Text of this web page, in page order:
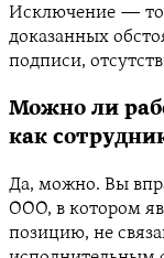
Исключение —
доказанных
подписи,
Можно ли
как
Да, можно. Вы
ООО, в котором
позицию, не